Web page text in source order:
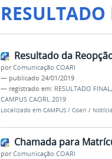
Resultado da
porComunicação COARI
— publicado 24/01/2019
— registrado em: RESULTADO FINAL,
CAMPUS CAORI, 2019
Localizado em CAMPUS / Coari /
Chamada para
porComunicação COARI